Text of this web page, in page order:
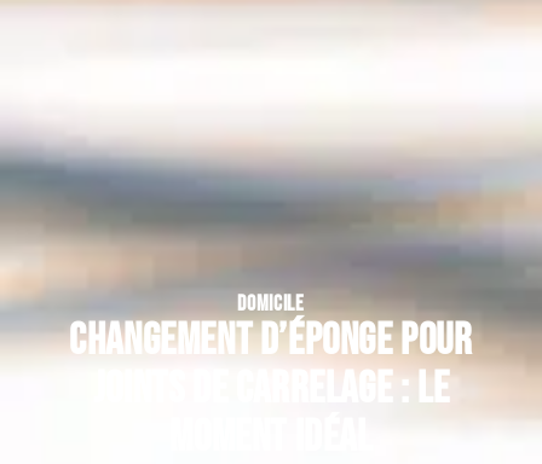
DOMICILE
Changement d’éponge pour
joints de carrelage : le